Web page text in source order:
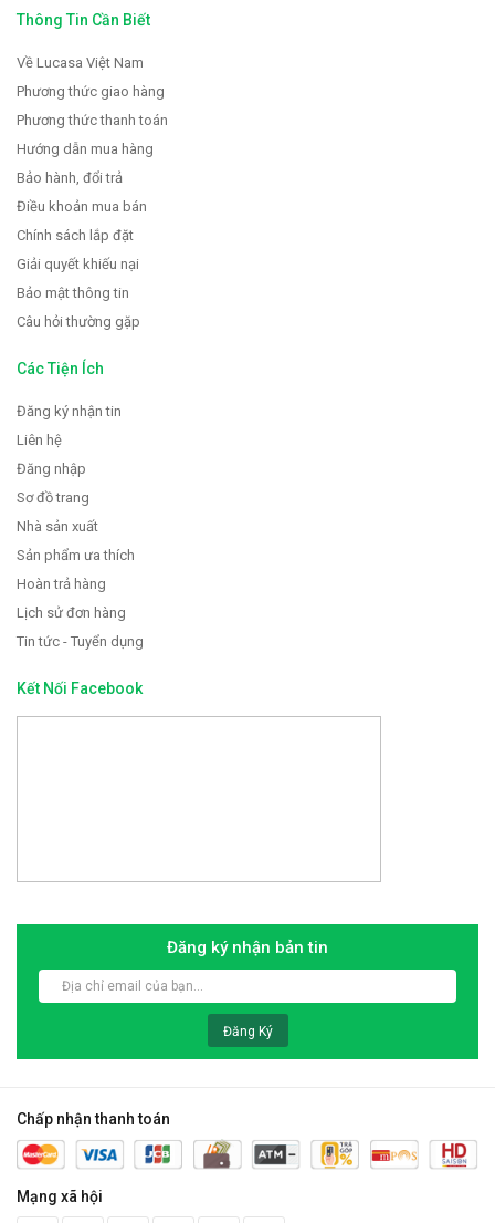
Thông Tin Cần Biết
Về Lucasa Việt Nam
Phương thức giao hàng
Phương thức thanh toán
Hướng dẫn mua hàng
Bảo hành, đổi trả
Điều khoản mua bán
Chính sách lắp đặt
Giải quyết khiếu nại
Bảo mật thông tin
Câu hỏi thường gặp
Các Tiện Ích
Đăng ký nhận tin
Liên hệ
Đăng nhập
Sơ đồ trang
Nhà sản xuất
Sản phẩm ưa thích
Hoàn trả hàng
Lịch sử đơn hàng
Tin tức - Tuyển dụng
Kết Nối Facebook
Đăng ký nhận bản tin
Đăng Ký
Chấp nhận thanh toán
Mạng xã hội